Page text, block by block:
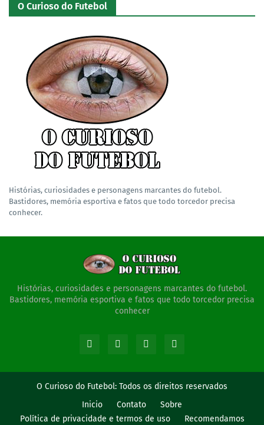
O Curioso do Futebol
Histórias, curiosidades e personagens marcantes do futebol.
Bastidores, memória esportiva e fatos que todo torcedor precisa
conhecer.
Histórias, curiosidades e personagens marcantes do futebol.
Bastidores, memória esportiva e fatos que todo torcedor precisa
conhecer
O Curioso do Futebol: Todos os direitos reservados
Inicio
Contato
Sobre
Política de privacidade e termos de uso
Recomendamos